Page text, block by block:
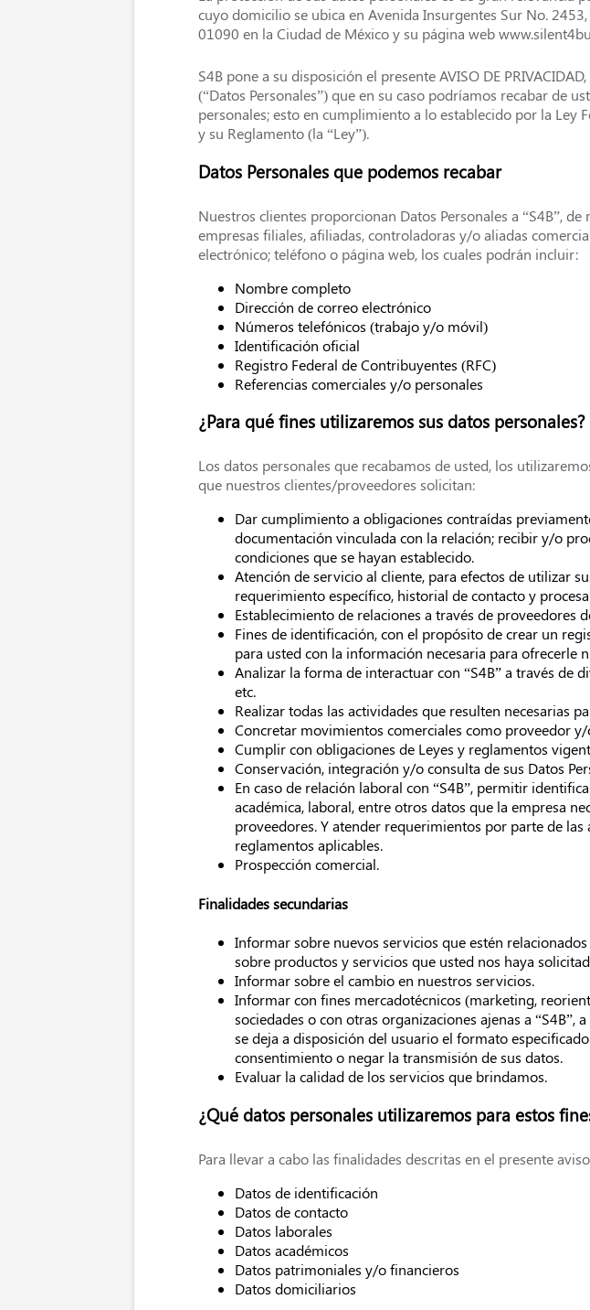
cuyo domicilio se ubica en Avenida Insurgentes Sur No.
01090 en la Ciudad de México y su página web
S4B pone a su disposición el presente AVISO DE
(“Datos Personales”) que en su caso podríamos recabar de
personales; esto en cumplimiento a lo establecido por la Ley
y su Reglamento (la “Ley”).
Datos Personales que podemos recabar
Nuestros clientes proporcionan Datos Personales a “S4B”,
empresas filiales, afiliadas, controladoras y/o aliadas
electrónico; teléfono o página web, los cuales podrán incluir:
Nombre completo
Dirección de correo electrónico
Números telefónicos (trabajo y/o móvil)
Identificación oficial
Registro Federal de Contribuyentes (RFC)
Referencias comerciales y/o personales
¿Para qué fines utilizaremos sus datos personales?
Los datos personales que recabamos de usted, los
que nuestros clientes/proveedores solicitan:
Dar cumplimiento a obligaciones contraídas
documentación vinculada con la relación; recibir y/o
condiciones que se hayan establecido.
Atención de servicio al cliente, para efectos de utilizar
requerimiento específico, historial de contacto y
Establecimiento de relaciones a través de proveedores
Fines de identificación, con el propósito de crear un
para usted con la información necesaria para ofrecerle
Analizar la forma de interactuar con “S4B” a través de
etc.
Realizar todas las actividades que resulten necesarias
Concretar movimientos comerciales como proveedor y/
Cumplir con obligaciones de Leyes y reglamentos
Conservación, integración y/o consulta de sus Datos
En caso de relación laboral con “S4B”, permitir
académica, laboral, entre otros datos que la empresa
proveedores. Y atender requerimientos por parte de
reglamentos aplicables.
Prospección comercial.
Finalidades secundarias
Informar sobre nuevos servicios que estén
sobre productos y servicios que usted nos haya
Informar sobre el cambio en nuestros servicios.
Informar con fines mercadotécnicos (marketing,
sociedades o con otras organizaciones ajenas a
se deja a disposición del usuario el formato
consentimiento o negar la transmisión de sus datos.
Evaluar la calidad de los servicios que brindamos.
¿Qué datos personales utilizaremos para estos
Para llevar a cabo las finalidades descritas en el presente
Datos de identificación
Datos de contacto
Datos laborales
Datos académicos
Datos patrimoniales y/o financieros
Datos domiciliarios